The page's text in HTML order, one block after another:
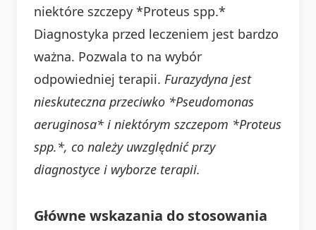
niektóre szczepy *Proteus spp.*
Diagnostyka przed leczeniem jest bardzo
ważna. Pozwala to na wybór
odpowiedniej terapii. Furazydyna jest
nieskuteczna przeciwko *Pseudomonas
aeruginosa* i niektórym szczepom *Proteus
spp.*, co należy uwzględnić przy
diagnostyce i wyborze terapii.
Główne wskazania do stosowania